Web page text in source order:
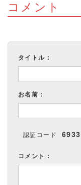
コメント
タイトル：
お名前：
認証コード 6933
コメント：